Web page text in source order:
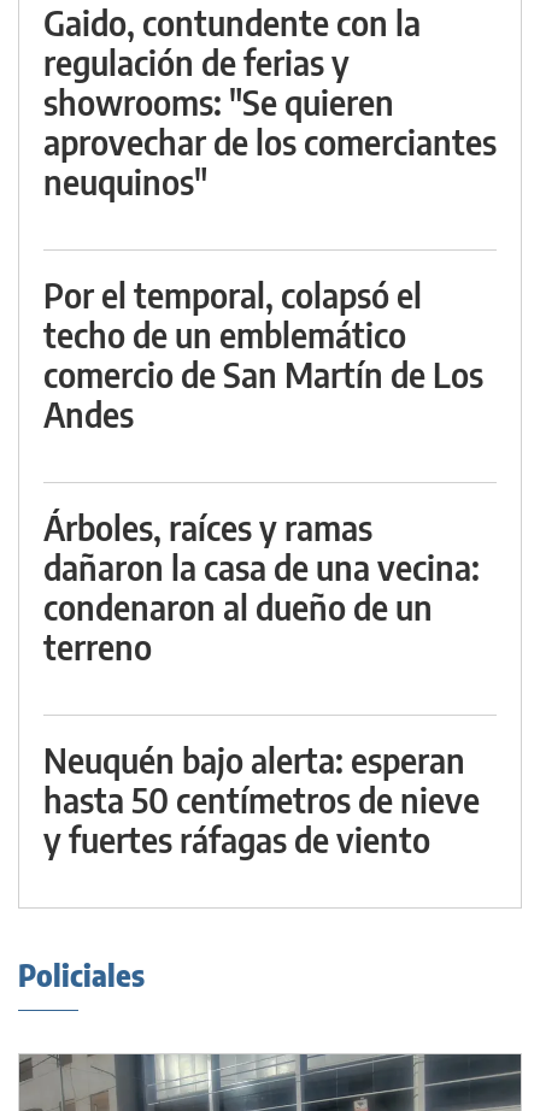
Gaido, contundente con la
regulación de ferias y
showrooms: "Se quieren
aprovechar de los comerciantes
neuquinos"
Por el temporal, colapsó el
techo de un emblemático
comercio de San Martín de Los
Andes
Árboles, raíces y ramas
dañaron la casa de una vecina:
condenaron al dueño de un
terreno
Neuquén bajo alerta: esperan
hasta 50 centímetros de nieve
y fuertes ráfagas de viento
Policiales